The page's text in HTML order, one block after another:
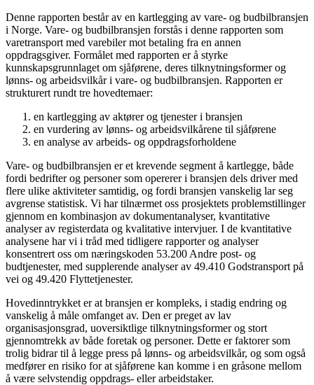
Denne rapporten består av en kartlegging av vare- og budbilbransjen
i Norge. Vare- og budbilbransjen forstås i denne rapporten som
varetransport med varebiler mot betaling fra en annen
oppdragsgiver. Formålet med rapporten er å styrke
kunnskapsgrunnlaget om sjåførene, deres tilknytningsformer og
lønns- og arbeidsvilkår i vare- og budbilbransjen. Rapporten er
strukturert rundt tre hovedtemaer:
en kartlegging av aktører og tjenester i bransjen
en vurdering av lønns- og arbeidsvilkårene til sjåførene
en analyse av arbeids- og oppdragsforholdene
Vare- og budbilbransjen er et krevende segment å kartlegge, både
fordi bedrifter og personer som opererer i bransjen dels driver med
flere ulike aktiviteter samtidig, og fordi bransjen vanskelig lar seg
avgrense statistisk. Vi har tilnærmet oss prosjektets problemstillinger
gjennom en kombinasjon av dokumentanalyser, kvantitative
analyser av registerdata og kvalitative intervjuer. I de kvantitative
analysene har vi i tråd med tidligere rapporter og analyser
konsentrert oss om næringskoden 53.200 Andre post- og
budtjenester, med supplerende analyser av 49.410 Godstransport på
vei og 49.420 Flyttetjenester.
Hovedinntrykket er at bransjen er kompleks, i stadig endring og
vanskelig å måle omfanget av. Den er preget av lav
organisasjonsgrad, uoversiktlige tilknytningsformer og stort
gjennomtrekk av både foretak og personer. Dette er faktorer som
trolig bidrar til å legge press på lønns- og arbeidsvilkår, og som også
medfører en risiko for at sjåførene kan komme i en gråsone mellom
å være selvstendig oppdrags- eller arbeidstaker.